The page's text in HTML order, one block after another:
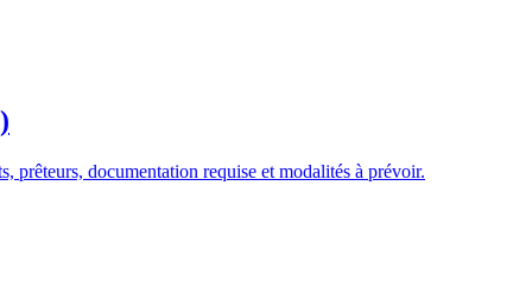
prêteurs, documentation requise et modalités à prévoir.